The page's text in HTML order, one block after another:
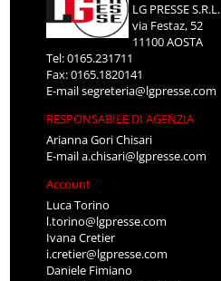
LG PRESSE S.R.L.
via Festaz, 52
11100 AOSTA
Tel: 0165.231711
Fax: 0165.1820141
E-mailsegreteria@lgpresse.com
RESPONSABILE DI AGENZIA
Arianna Gori Chisari
E-maila.chisari@lgpresse.com
Account
Luca Torino
l.torino@lgpresse.com
Ivana Cretier
i.cretier@lgpresse.com
Daniele Fimiano